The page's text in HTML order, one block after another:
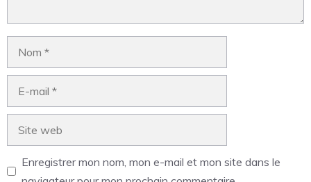
Enregistrer mon nom, mon e-mail et mon site dans le